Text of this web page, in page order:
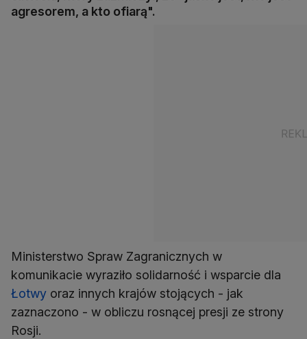
agresorem, a kto ofiarą".
Ministerstwo Spraw Zagranicznych w
komunikacie wyraziło solidarność i wsparcie dla
Łotwy oraz innych krajów stojących - jak
zaznaczono - w obliczu rosnącej presji ze strony
Rosji.